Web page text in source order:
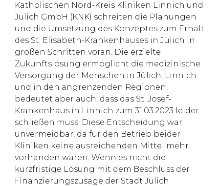
Katholischen Nord-Kreis Kliniken Linnich und
Jülich GmbH (KNK) schreiten die Planungen
und die Umsetzung des Konzeptes zum Erhalt
des St. Elisabeth-Krankenhauses in Jülich in
großen Schritten voran. Die erzielte
Zukunftslösung ermöglicht die medizinische
Versorgung der Menschen in Jülich, Linnich
und in den angrenzenden Regionen,
bedeutet aber auch, dass das St. Josef-
Krankenhaus in Linnich zum 31.03.2023 leider
schließen muss. Diese Entscheidung war
unvermeidbar, da für den Betrieb beider
Kliniken keine ausreichenden Mittel mehr
vorhanden waren. Wenn es nicht die
kurzfristige Lösung mit dem Beschluss der
Finanzierungszusage der Stadt Jülich